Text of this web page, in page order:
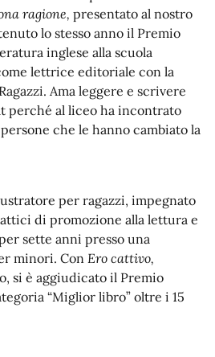
ragione, presentato al nostro
lo stesso anno il Premio
inglese alla scuola
lettrice editoriale con la
Ama leggere e scrivere
perché al liceo ha incontrato
che le hanno cambiato la
per ragazzi, impegnato
di promozione alla lettura e
sette anni presso una
minori. Con Ero cattivo,
si è aggiudicato il Premio
“Miglior libro” oltre i 15